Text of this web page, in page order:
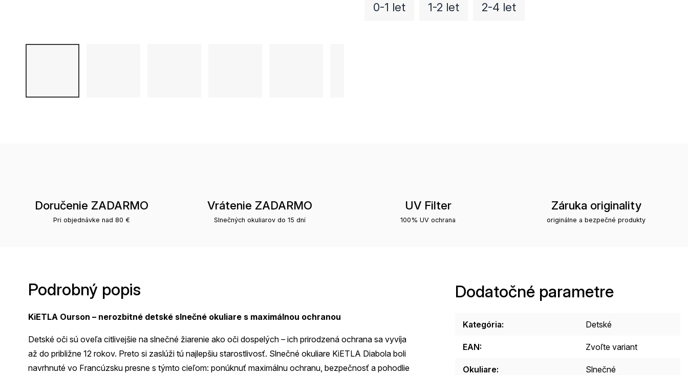
0-1 let 1-2 let 2-4 let
Doručenie ZADARMO
Pri objednávke nad 80 €
Vrátenie ZADARMO
Slnečných okuliarov do 15 dní
UV Filter
100% UV ochrana
Záruka originality
originálne a bezpečné produkty
Podrobný popis
KiETLA Ourson – nerozbitné detské slnečné okuliare s maximálnou ochranou
Detské oči sú oveľa citlivejšie na slnečné žiarenie ako oči dospelých – ich prirodzená ochrana sa vyvíja
až do približne 12 rokov. Preto si zaslúži tú najlepšiu starostlivosť. Slnečné okuliare KiETLA Diabola boli
navrhnuté vo Francúzsku presne s týmto cieľom: ponúknuť maximálnu ochranu, bezpečnosť a pohodlie
Dodatočné parametre
Kategória: Detské
EAN: Zvoľte variant
Okuliare: Slnečné